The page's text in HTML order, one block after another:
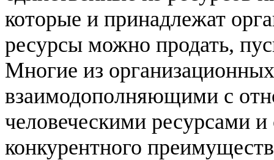
которые и принадлежат
ресурсы можно продать,
Многие из
взаимодополняющими с
человеческими ресурсами
конкурентного